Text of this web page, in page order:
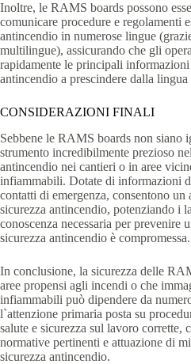
Inoltre, le RAMS boards possono
comunicare procedure e regolamenti
antincendio in numerose lingue
multilingue), assicurando che gli
rapidamente le principali informazioni
antincendio a prescindere dalla
CONSIDERAZIONI FINALI
Sebbene le RAMS boards non siano
strumento incredibilmente prezioso
antincendio nei cantieri o in aree
infiammabili. Dotate di informazioni
contatti di emergenza, consentono
sicurezza antincendio, potenziando i
conoscenza necessaria per prevenire
sicurezza antincendio è compromessa.
In conclusione, la sicurezza delle
aree propensi agli incendi o che
infiammabili può dipendere da
l`attenzione primaria posta su
salute e sicurezza sul lavoro corrette,
normative pertinenti e attuazione di
sicurezza antincendio.